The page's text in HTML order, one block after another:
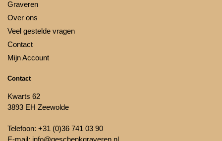
Graveren
Over ons
Veel gestelde vragen
Contact
Mijn Account
Contact
Kwarts 62
3893 EH Zeewolde
Telefoon: +31 (0)36 741 03 90
E-mail: info@geschenkgraveren.nl